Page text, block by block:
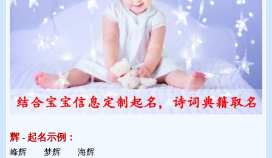
辉 - 起名示例：
峰辉 梦辉 海辉